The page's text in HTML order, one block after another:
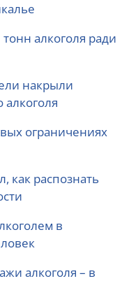
алкоголя ради
накрыли
алкоголя
ограничениях
как распознать
в
алкоголя – в